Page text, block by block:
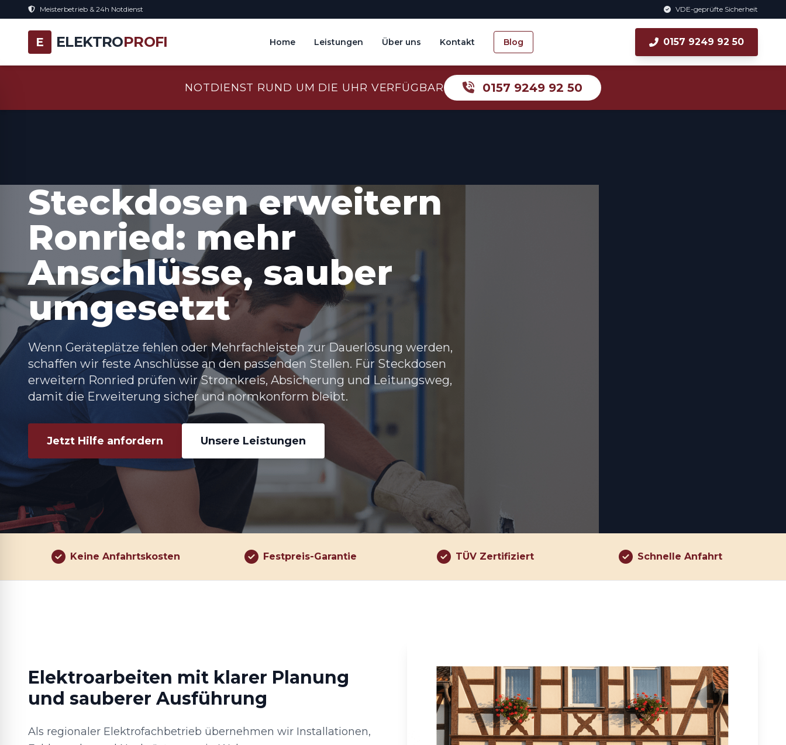
Meisterbetrieb & 24h Notdienst VDE-geprüfte Sicherheit
E ELEKTROPROFI Home Leistungen Über uns Kontakt Blog 0157 9249 92 50
NOTDIENST RUND UM DIE UHR VERFÜGBAR 0157 9249 92 50
Steckdosen erweitern
Ronried: mehr
Anschlüsse, sauber
umgesetzt
Wenn Geräteplätze fehlen oder Mehrfachleisten zur Dauerlösung werden,
schaffen wir feste Anschlüsse an den passenden Stellen. Für Steckdosen
erweitern Ronried prüfen wir Stromkreis, Absicherung und Leitungsweg,
damit die Erweiterung sicher und normkonform bleibt.
Jetzt Hilfe anfordern Unsere Leistungen
Keine Anfahrtskosten Festpreis-Garantie TÜV Zertifiziert Schnelle Anfahrt
Elektroarbeiten mit klarer Planung
und sauberer Ausführung
Als regionaler Elektrofachbetrieb übernehmen wir Installationen,